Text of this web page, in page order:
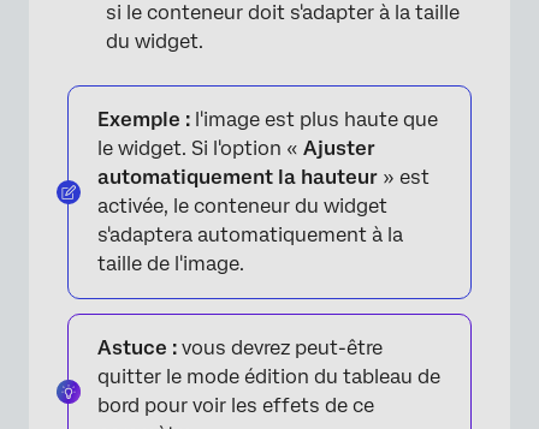
si le conteneur doit s'adapter à la taille
du widget.
Exemple : l'image est plus haute que
le widget. Si l'option « Ajuster
automatiquement la hauteur » est
activée, le conteneur du widget
s'adaptera automatiquement à la
taille de l'image.
Astuce : vous devrez peut-être
quitter le mode édition du tableau de
bord pour voir les effets de ce